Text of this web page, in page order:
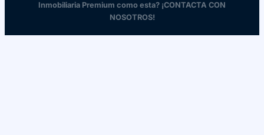
Inmobiliaria Premium como esta? ¡CONTACTA CON
NOSOTROS!